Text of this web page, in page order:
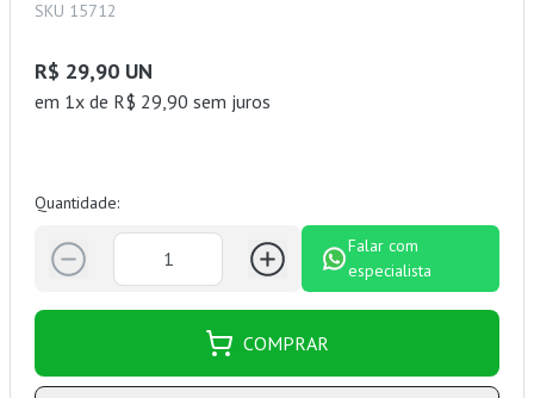
SKU 15712
R$ 29,90 UN
em 1x de R$ 29,90 sem juros
Quantidade:
Falar com
especialista
COMPRAR